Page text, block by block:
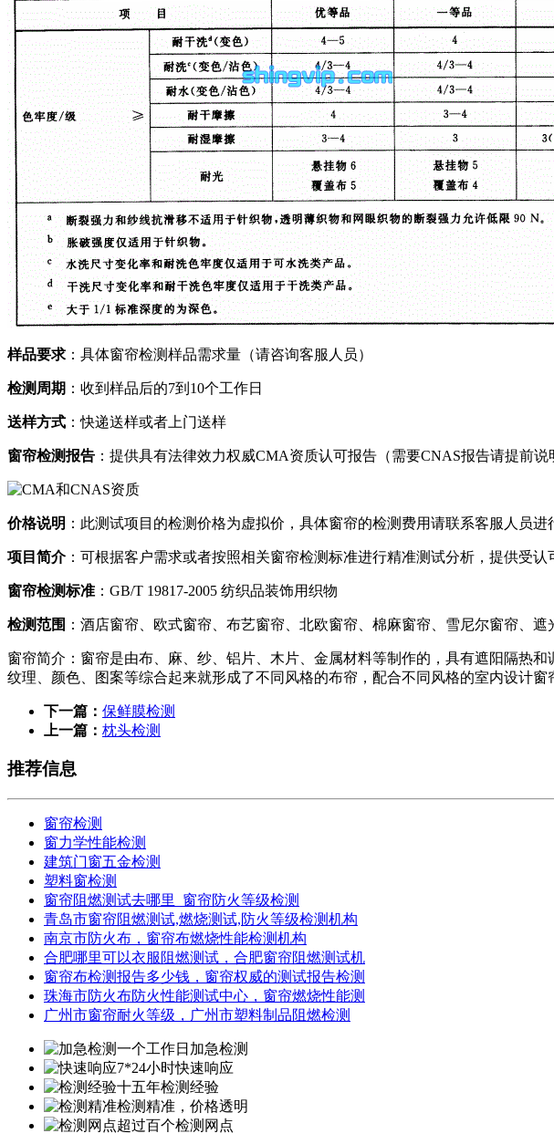
样品要求 ：具体窗帘检测样品需求量（请咨询客服人员）
检测周期 ：收到样品后的7到10个工作日
送样方式 ：快递送样或者上门送样
窗帘检测报告 ：提供具有法律效力权威CMA资质认可报告（需要CNAS报告请提前说
价格说明 ：此测试项目的检测价格为虚拟价，具体窗帘的检测费用请联系客服人员进
项目简介：可根据客户需求或者按照相关窗帘检测标准进行精准测试分析，提供受
窗帘检测标准 ：GB/T 19817-2005 纺织品装饰用织物
检测范围 ：酒店窗帘、欧式窗帘、布艺窗帘、北欧窗帘、棉麻窗帘、雪尼尔窗帘、遮
窗帘简介：窗帘是由布、麻、纱、铝片、木片、金属材料等制作的，具有遮阳隔热
纹理、颜色、图案等综合起来就形成了不同风格的布帘，配合不同风格的室内设计窗
下一篇： 保鲜膜检测
上一篇： 枕头检测
推荐信息
窗帘检测
窗力学性能检测
建筑门窗五金检测
塑料窗检测
窗帘阻燃测试去哪里_窗帘防火等级检测
青岛市窗帘阻燃测试,燃烧测试,防火等级检测机构
南京市防火布，窗帘布燃烧性能检测机构
合肥哪里可以衣服阻燃测试，合肥窗帘阻燃测试机
窗帘布检测报告多少钱，窗帘权威的测试报告检测
珠海市防火布防火性能测试中心，窗帘燃烧性能测
广州市窗帘耐火等级，广州市塑料制品阻燃检测
一个工作日加急检测
7*24小时快速响应
十五年检测经验
检测精准，价格透明
超过百个检测网点